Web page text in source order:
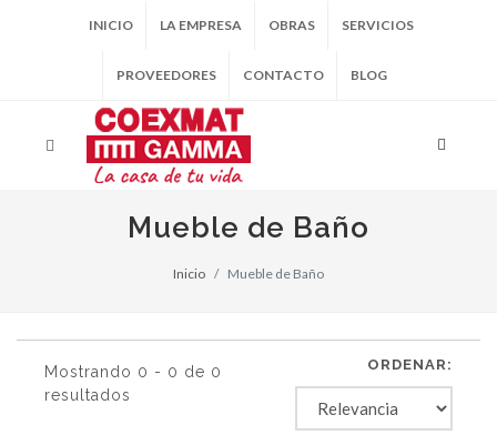
INICIO LA EMPRESA OBRAS SERVICIOS
PROVEEDORES CONTACTO BLOG
Mueble de Baño
Inicio Mueble de Baño
Mostrando 0 - 0 de 0
resultados
ORDENAR: